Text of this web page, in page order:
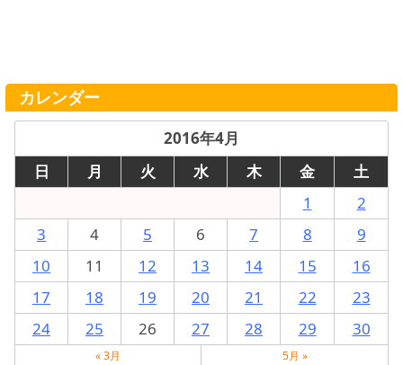
カレンダー
2016年4月
日
月 火 水 木 金
土
1
2
3
4 5 6 7 8
9
10
11 12 13 14 15
16
17
18 19 20 21 22
23
24
25 26 27 28 29 30
« 3月 5月 »